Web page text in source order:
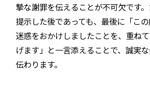
摯な謝罪を伝えることが不可欠です
提示した後であっても、最後に「こ
迷惑をおかけしましたことを、重ね
げます」と一言添えることで、誠実
伝わります。